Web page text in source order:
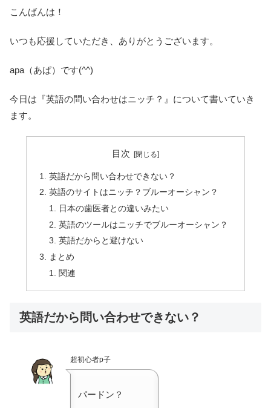
こんばんは！
いつも応援していただき、ありがとうございます。
apa（あぱ）です(^^)
今日は『英語の問い合わせはニッチ？』について書いていき
ます。
目次
英語だから問い合わせできない？
英語のサイトはニッチ？ブルーオーシャン？
日本の歯医者との違いみたい
英語のツールはニッチでブルーオーシャン？
英語だからと避けない
まとめ
関連
英語だから問い合わせできない？
超初心者p子
パードン？